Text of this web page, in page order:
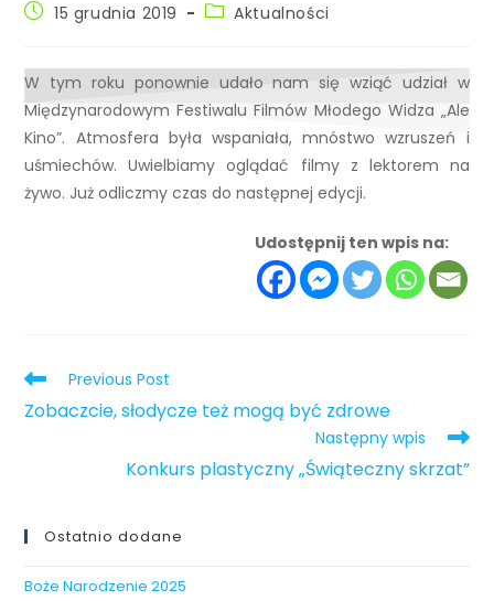
15 grudnia 2019 Aktualności
W tym roku ponownie udało nam się wziąć udział w
Międzynarodowym Festiwalu Filmów Młodego Widza „Ale
Kino”. Atmosfera była wspaniała, mnóstwo wzruszeń i
uśmiechów. Uwielbiamy oglądać filmy z lektorem na
żywo. Już odliczmy czas do następnej edycji.
Udostępnij ten wpis na:
Previous Post
Zobaczcie, słodycze też mogą być zdrowe
Następny wpis
Konkurs plastyczny „Świąteczny skrzat”
Ostatnio dodane
Boże Narodzenie 2025